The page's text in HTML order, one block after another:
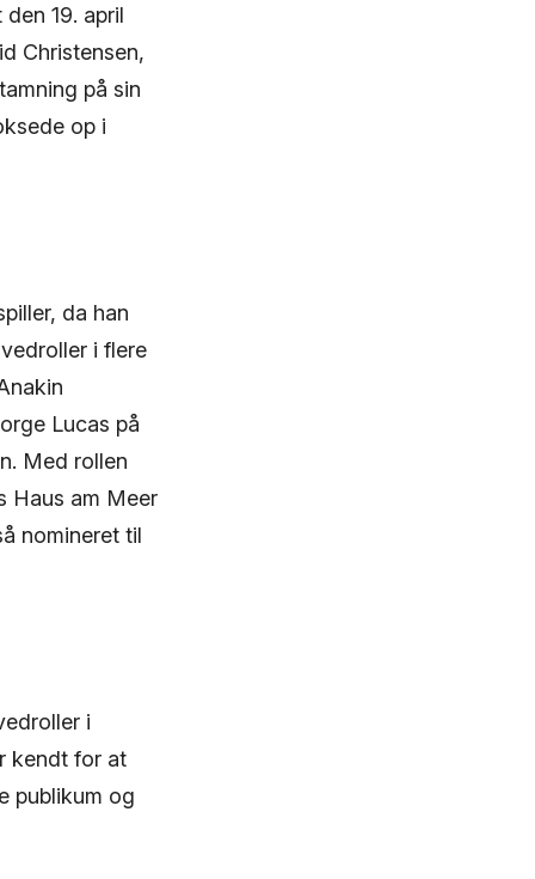
19. april
Christensen,
på sin
op i
da han
i flere
Lucas på
Med rollen
Haus am Meer
nomineret til
i
kendt for at
publikum og